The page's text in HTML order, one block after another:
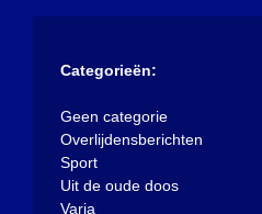
Categorieën:
Geen categorie
Overlijdensberichten
Sport
Uit de oude doos
Varia